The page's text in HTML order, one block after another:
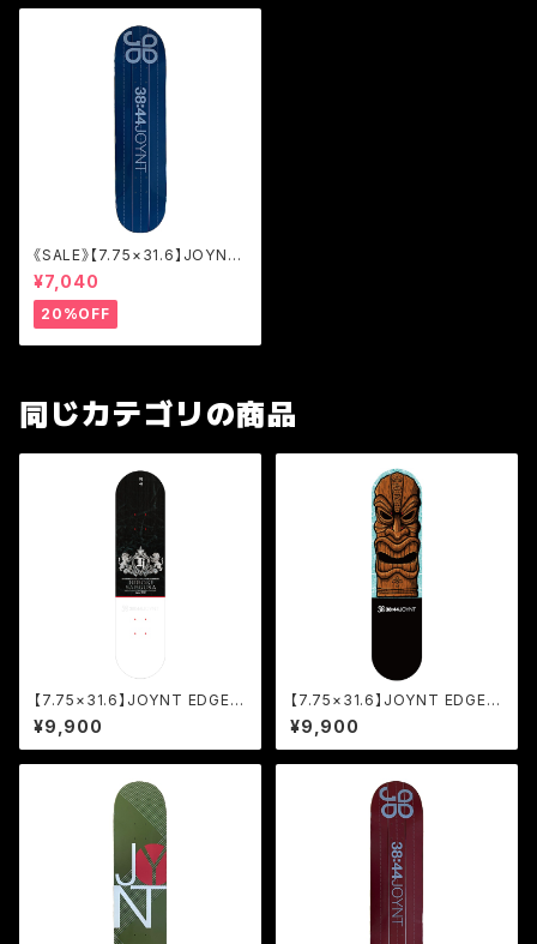
《SALE》【7.75×31.6】JOYNT
LINE NAVY/TEAM [JOL2]
¥7,040
20%OFF
同じカテゴリの商品
【7.75×31.6】JOYNT EDGE(E
P DECK)/HIROKI SAEGUSA
[JED]
¥9,900
【7.75×31.6】JOYNT EDGE(E
P DECK)/ATSUSHI SATO [J
ED]
¥9,900